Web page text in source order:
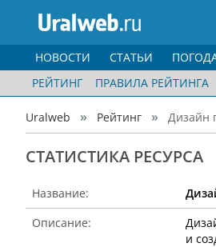
НОВОСТИ СТАТЬИ
РЕЙТИНГ
ПРАВИЛА РЕЙТИНГА
Uralweb Рейтинг Дизайн
CТАТИСТИКА РЕСУРСА
Название:
Описание:
и